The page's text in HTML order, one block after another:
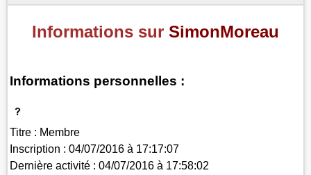
Informations sur SimonMoreau
Informations personnelles :
Titre : Membre
Inscription : 04/07/2016 à 17:17:07
Dernière activité : 04/07/2016 à 17:58:02